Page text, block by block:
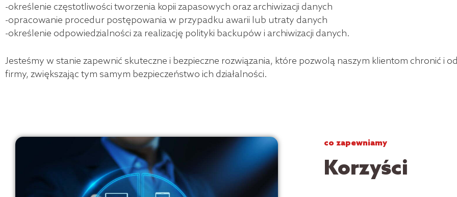
-określenie częstotliwości tworzenia kopii zapasowych oraz archiwizacji danych
-opracowanie procedur postępowania w przypadku awarii lub utraty danych
-określenie odpowiedzialności za realizację polityki backupów i archiwizacji danych.
Jesteśmy w stanie zapewnić skuteczne i bezpieczne rozwiązania, które pozwolą naszym klientom chronić i
firmy, zwiększając tym samym bezpieczeństwo ich działalności.
co zapewniamy
Korzyści